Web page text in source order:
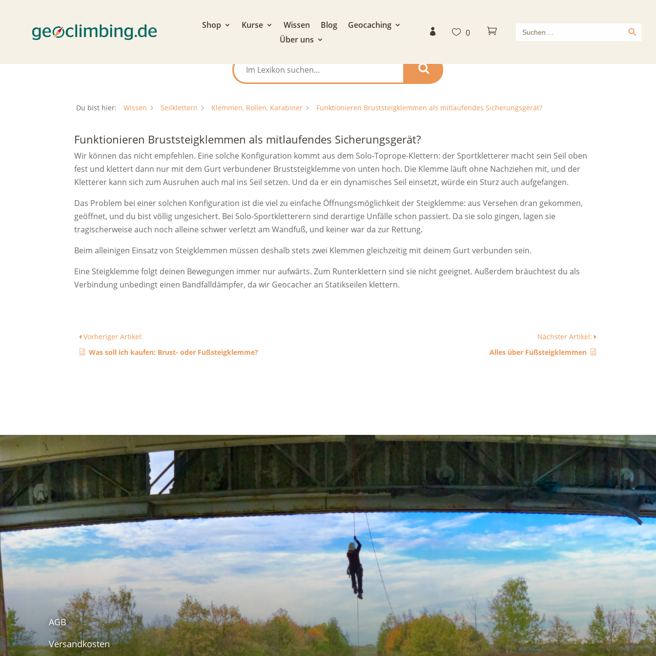
Shop Kurse Wissen Blog
Geocaching
Über uns
  0  Search
for:
Search Button
Du bist hier: Wissen Seilklettern Klemmen, Rollen, Karabiner Funktionieren Bruststeigklemmen als mitlaufendes Sicherungsgerät?
Funktionieren Bruststeigklemmen als mitlaufendes Sicherungsgerät?
Wir können das nicht empfehlen. Eine solche Konfiguration kommt aus dem Solo-Toprope-Klettern: der Sportkletterer macht sein Seil oben
fest und klettert dann nur mit dem Gurt verbundener Bruststeigklemme von unten hoch. Die Klemme läuft ohne Nachziehen mit, und der
Kletterer kann sich zum Ausruhen auch mal ins Seil setzen. Und da er ein dynamisches Seil einsetzt, würde ein Sturz auch aufgefangen.
Das Problem bei einer solchen Konfiguration ist die viel zu einfache Öffnungsmöglichkeit der Steigklemme: aus Versehen dran gekommen,
geöffnet, und du bist völlig ungesichert. Bei Solo-Sportkletterern sind derartige Unfälle schon passiert. Da sie solo gingen, lagen sie
tragischerweise auch noch alleine schwer verletzt am Wandfuß, und keiner war da zur Rettung.
Beim alleinigen Einsatz von Steigklemmen müssen deshalb stets zwei Klemmen gleichzeitig mit deinem Gurt verbunden sein.
Eine Steigklemme folgt deinen Bewegungen immer nur aufwärts. Zum Runterklettern sind sie nicht geeignet. Außerdem bräuchtest du als
Verbindung unbedingt einen Bandfalldämpfer, da wir Geocacher an Statikseilen klettern.
Vorheriger Artikel:
Was soll ich kaufen: Brust- oder Fußsteigklemme?
Nächster Artikel:
Alles über Fußsteigklemmen
AGB
Versandkosten